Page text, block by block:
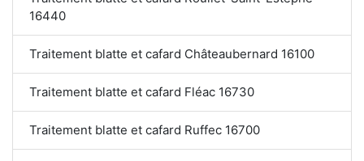
16440
Traitement blatte et cafard Châteaubernard 16100
Traitement blatte et cafard Fléac 16730
Traitement blatte et cafard Ruffec 16700